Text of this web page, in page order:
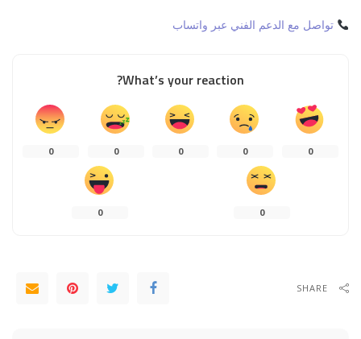
تواصل مع الدعم الفني عبر واتساب
What’s your reaction?
0
0
0
0
0
0
0
SHARE